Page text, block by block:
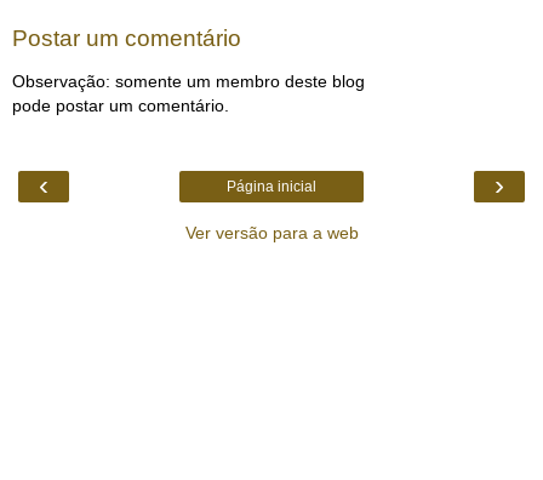
Postar um comentário
Observação: somente um membro deste blog
pode postar um comentário.
‹ ›
Página inicial
Ver versão para a web